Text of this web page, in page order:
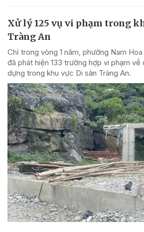
Xử lý 125 vụ vi phạm trong
Tràng An
Chỉ trong vòng 1 năm, phường Nam
đã phát hiện 133 trường hợp vi phạm
dựng trong khu vực Di sản Tràng An.